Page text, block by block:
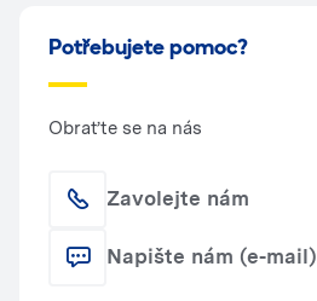
Potřebujete pomoc?
Obraťte se na nás
Zavolejte nám
Napište nám (e-mail)